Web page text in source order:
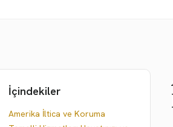
İçindekiler
Amerika İltica ve Koruma